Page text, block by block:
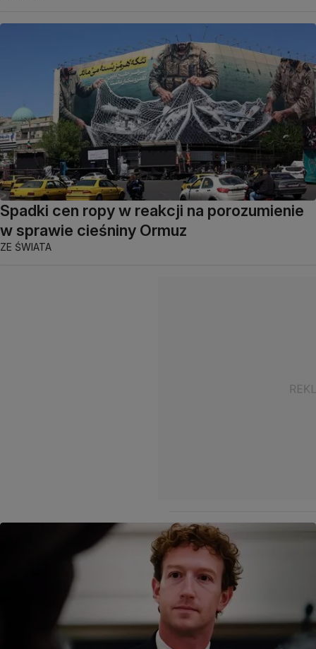
Spadki cen ropy w reakcji na porozumienie
w sprawie cieśniny Ormuz
ZE ŚWIATA